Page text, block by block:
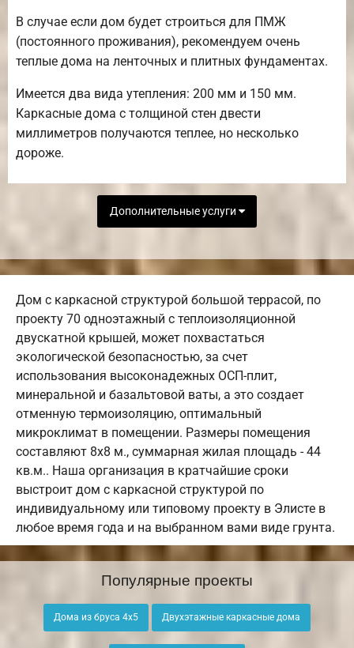
В случае если дом будет строиться для ПМЖ
(постоянного проживания), рекомендуем очень
теплые дома на ленточных и плитных фундаментах.
Имеется два вида утепления: 200 мм и 150 мм.
Каркасные дома с толщиной стен двести
миллиметров получаются теплее, но несколько
дороже.
Дополнительные услуги
Дом с каркасной структурой большой террасой, по
проекту 70 одноэтажный с теплоизоляционной
двускатной крышей, может похвастаться
экологической безопасностью, за счет
использования высоконадежных ОСП-плит,
минеральной и базальтовой ваты, а это создает
отменную термоизоляцию, оптимальный
микроклимат в помещении. Размеры помещения
составляют 8х8 м., суммарная жилая площадь - 44
кв.м.. Наша организация в кратчайшие сроки
выстроит дом с каркасной структурой по
индивидуальному или типовому проекту в Элисте в
любое время года и на выбранном вами виде грунта.
Популярные проекты
Дома из бруса 4х5 Двухэтажные каркасные дома